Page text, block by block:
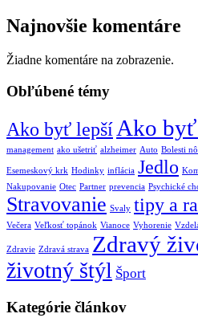
Najnovšie komentáre
Žiadne komentáre na zobrazenie.
Obľúbené témy
Ako byť lepší Ako
management ako ušetriť alzheimer Auto Bolesti
Esemeskový krk Hodinky inflácia Jedlo
Nakupovanie Otec Partner prevencia Psychické
Stravovanie Svaly tipy a
Večera Veľkosť topánok Vianoce Vyhorenie
Zdravie Zdravá strava Zdravý
životný štýl Šport
Kategórie článkov